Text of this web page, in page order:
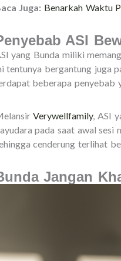
Juga: Benarkah Waktu
ASI
yang Bunda miliki
tentunya bergantung juga
beberapa penyebab
Verywellfamily, ASI
pada saat awal sesi
cenderung terlihat
Jangan